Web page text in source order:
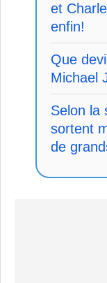
et
enfin!
Que
Michael
Selon la
sortent
de